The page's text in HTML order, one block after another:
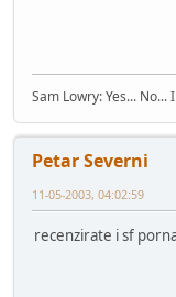
Sam Lowry: Yes...
Petar Severni
11-05-2003, 04:02:59
recenzirate i sf